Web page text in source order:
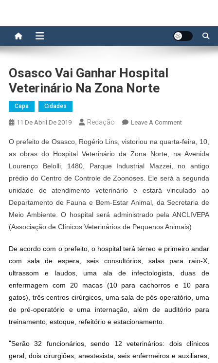
Osasco Vai Ganhar Hospital
Veterinário Na Zona Norte
Capa Cidades
11 De Abril De 2019 Redação Leave A CommentOn
Vai
Ganhar
Hospital
Veterinário
Na
Zona
Norte
O prefeito de Osasco, Rogério Lins, vistoriou na quarta-feira, 10,
as obras do Hospital Veterinário da Zona Norte, na Avenida
Lourenço Belolli, 1480, Parque Industrial Mazzei, no antigo
prédio do Centro de Controle de Zoonoses. Ele será a segunda
unidade de atendimento veterinário e estará vinculado ao
Departamento de Fauna e Bem-Estar Animal, da Secretaria de
Meio Ambiente. O hospital será administrado pela ANCLIVEPA
(Associação de Clínicos Veterinários de Pequenos Animais)
De acordo com o prefeito, o hospital terá térreo e primeiro andar
com sala de espera, seis consultórios, salas para raio-X,
ultrassom e laudos, uma ala de infectologista, duas de
enfermagem com 20 macas (10 para cachorros e 10 para
gatos), três centros cirúrgicos, uma sala de pós-operatório, uma
de pré-operatório e uma internação, além de auditório para
treinamento, estoque, refeitório e estacionamento.
“Serão 32 funcionários, sendo 12 veterinários: dois clínicos
geral, dois cirurgiões, anestesista, seis enfermeiros e auxiliares,